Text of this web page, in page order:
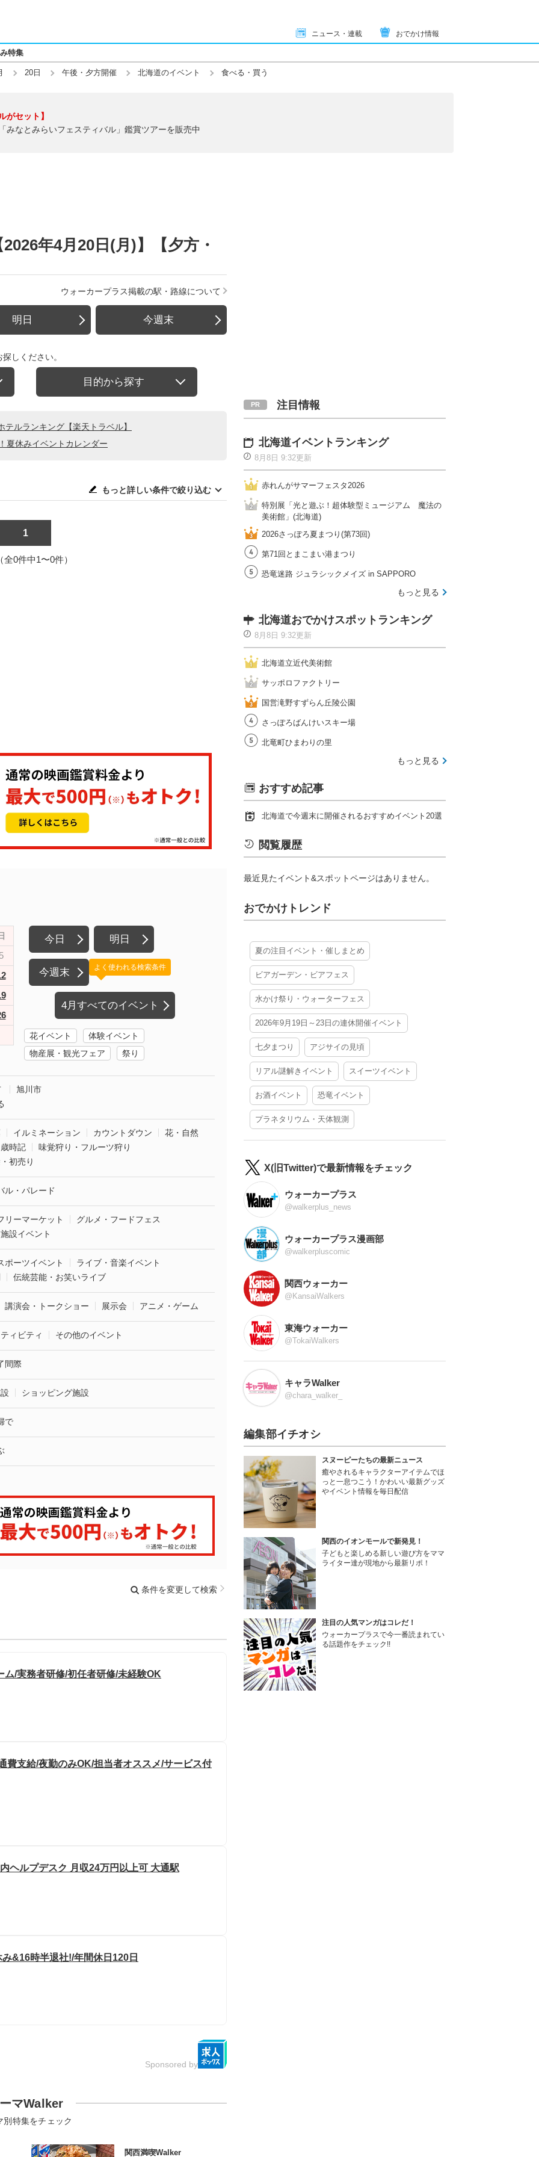
ニュース・連載 おでかけ情報
特集
20日 午後・夕方開催 北海道のイベント 食べる・買う
がセット】
みなとみらいフェスティバル」鑑賞ツアーを販売中
年4月20日(月)】【夕方・
ウォーカープラス掲載の駅・路線について
明日 今週末
しください。
目的から探す
ルランキング【楽天トラベル】
夏休みイベントカレンダー
もっと詳しい条件で絞り込む
1
全0件中1〜0件）
今日 明日
今週末
4月すべてのイベント
よく使われる検索条件
花イベント
体験イベント
物産展・観光フェア
祭り
旭川市
イルミネーション カウントダウン
花・自然
時記
味覚狩り・フルーツ狩り
初売り
ル・パレード
リーマーケット
グルメ・フードフェス
設イベント
ポーツイベント
ライブ・音楽イベント
伝統芸能・お笑いライブ
講演会・トークショー 展示会 アニメ・ゲーム
ィビティ その他のイベント
間際
ショッピング施設
で
条件を変更して検索
/実務者研修/初任者研修/未経験OK
費支給/夜勤のみOK/担当者オススメ/サービス付
ヘルプデスク 月収24万円以上可 大通駅
&16時半退社!/年間休日120日
Sponsored by
マWalker
別特集をチェック
関西満喫Walker
注目情報
北海道イベントランキング
8月8日 9:32更新
赤れんがサマーフェスタ2026
特別展「光と遊ぶ！超体験型ミュージアム 魔法の
美術館」(北海道)
2026さっぽろ夏まつり(第73回)
第71回とまこまい港まつり
恐竜迷路 ジュラシックメイズ in SAPPORO
もっと見る
北海道おでかけスポットランキング
8月8日 9:32更新
北海道立近代美術館
サッポロファクトリー
国営滝野すずらん丘陵公園
さっぽろばんけいスキー場
北竜町ひまわりの里
もっと見る
おすすめ記事
北海道で今週末に開催されるおすすめイベント20選
閲覧履歴
最近見たイベント&スポットページはありません。
おでかけトレンド
夏の注目イベント・催しまとめ
ビアガーデン・ビアフェス
水かけ祭り・ウォーターフェス
2026年9月19日～23日の連休開催イベント
七夕まつり アジサイの見頃
リアル謎解きイベント スイーツイベント
お酒イベント 恐竜イベント
プラネタリウム・天体観測
X(旧Twitter)で最新情報をチェック
ウォーカープラス
@walkerplus_news
ウォーカープラス漫画部
@walkerpluscomic
関西ウォーカー
@KansaiWalkers
東海ウォーカー
@TokaiWalkers
キャラWalker
@chara_walker_
編集部イチオシ
スヌーピーたちの最新ニュース
癒やされるキャラクターアイテムでほ
っと一息つこう！かわいい最新グッズ
やイベント情報を毎日配信
関西のイオンモールで新発見！
子どもと楽しめる新しい遊び方をママ
ライター達が現地から最新リポ！
注目の人気マンガはコレだ！
ウォーカープラスで今一番読まれてい
る話題作をチェック!!